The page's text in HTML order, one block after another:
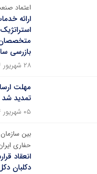
اعتماد
بازرسی
۲۸ شهریور ۱۴۰۴
مهلت
تمدید شد
۰۵ شهریور ۱۴۰۴
بین
حفاری
انعقاد
دکلبان